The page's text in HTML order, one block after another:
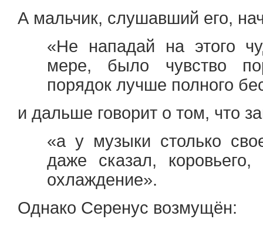
А мальчик, слушавший его,
«Не нападай на этого
мере, было чувство
порядок лучше полного
и дальше говорит о том, что
«а у музыки столько
даже сказал,
охлаждение».
Однако Серенус возмущён: